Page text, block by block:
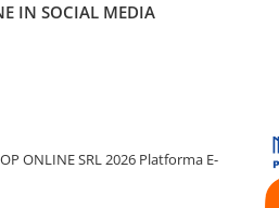
IN SOCIAL MEDIA
ONLINE SRL 2026 Platforma E-